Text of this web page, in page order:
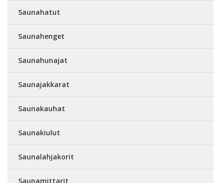
Saunahatut
Saunahenget
Saunahunajat
Saunajakkarat
Saunakauhat
Saunakiulut
Saunalahjakorit
Saunamittarit